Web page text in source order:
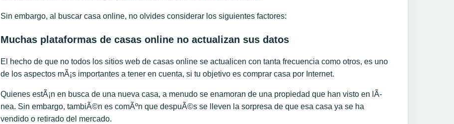
Sin embargo, al buscar casa online, no olvides considerar los siguientes factores:
Muchas plataformas de casas online no actualizan sus datos
El hecho de que no todos los sitios web de casas online se actualicen con tanta frecuencia como otros, es uno
de los aspectos mÃ¡s importantes a tener en cuenta, si tu objetivo es comprar casa por Internet.
Quienes estÃ¡n en busca de una nueva casa, a menudo se enamoran de una propiedad que han visto en lÃ­
nea. Sin embargo, tambiÃ©n es comÃºn que despuÃ©s se lleven la sorpresa de que esa casa ya se ha
vendido o retirado del mercado.